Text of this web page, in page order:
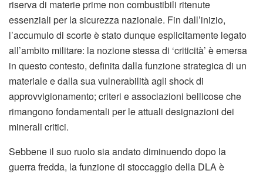
riserva di materie prime non combustibili ritenute
essenziali per la sicurezza nazionale. Fin dall’inizio,
l’accumulo di scorte è stato dunque esplicitamente legato
all’ambito militare: la nozione stessa di ‘criticità’ è emersa
in questo contesto, definita dalla funzione strategica di un
materiale e dalla sua vulnerabilità agli shock di
approvvigionamento; criteri e associazioni bellicose che
rimangono fondamentali per le attuali designazioni dei
minerali critici.
Sebbene il suo ruolo sia andato diminuendo dopo la
guerra fredda, la funzione di stoccaggio della DLA è